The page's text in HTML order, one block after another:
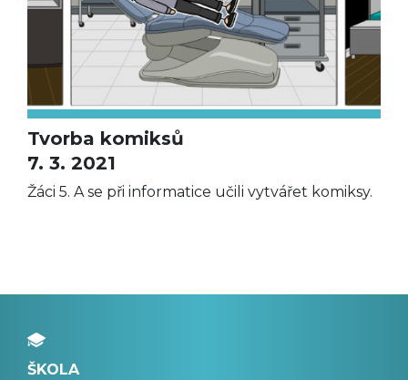
Tvorba komiksů
7. 3. 2021
Žáci 5. A se při informatice učili vytvářet komiksy.
ŠKOLA